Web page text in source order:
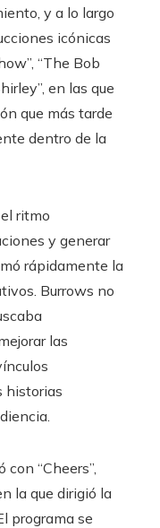
y a lo largo
icónicas
“The Bob
en las que
que más tarde
dentro de la
ritmo
y generar
rápidamente la
Burrows no
las
historias
“Cheers”,
la que dirigió la
programa se